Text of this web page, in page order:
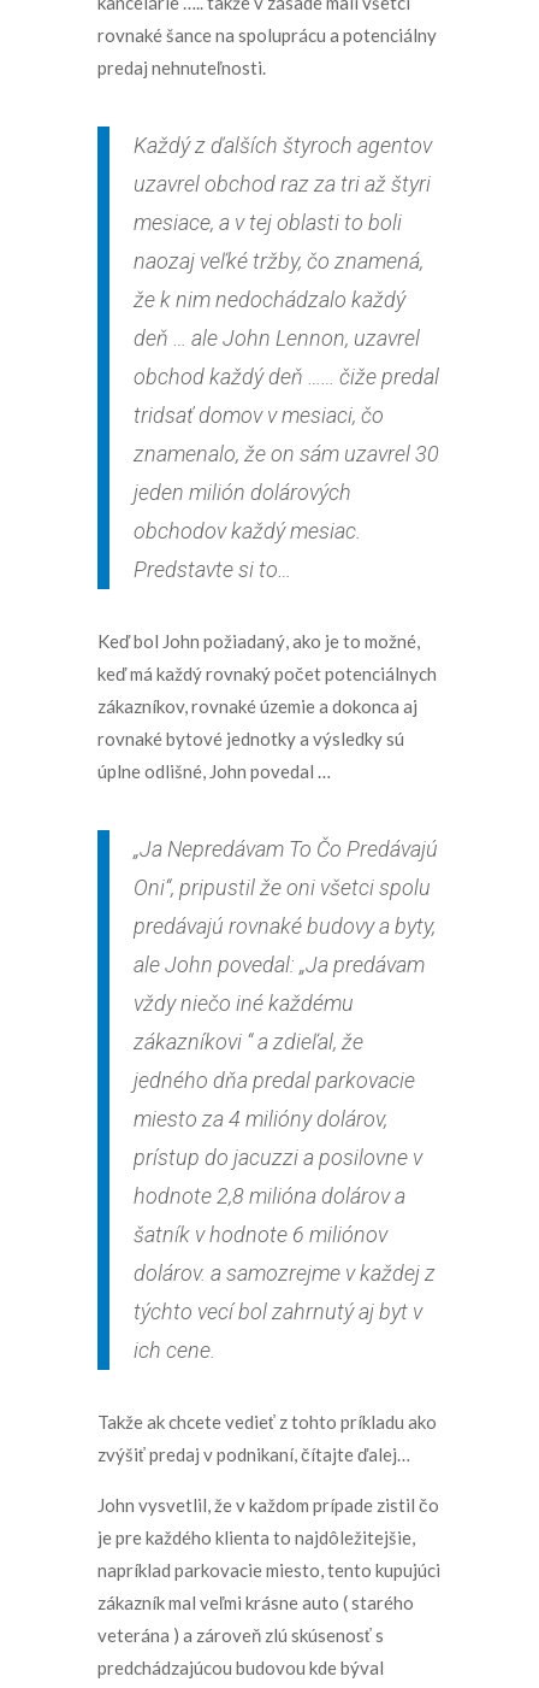
rovnaké šance na spoluprácu a potenciálny
predaj nehnuteľnosti.
Každý z ďalších štyroch agentov
uzavrel obchod raz za tri až štyri
mesiace, a v tej oblasti to boli
naozaj veľké tržby, čo znamená,
že k nim nedochádzalo každý
deň … ale John Lennon, uzavrel
obchod každý deň …… čiže predal
tridsať domov v mesiaci, čo
znamenalo, že on sám uzavrel 30
jeden milión dolárových
obchodov každý mesiac.
Predstavte si to…
Keď bol John požiadaný, ako je to možné,
keď má každý rovnaký počet potenciálnych
zákazníkov, rovnaké územie a dokonca aj
rovnaké bytové jednotky a výsledky sú
úplne odlišné, John povedal …
„Ja Nepredávam To Čo Predávajú
Oni“, pripustil že oni všetci spolu
predávajú rovnaké budovy a byty,
ale John povedal: „Ja predávam
vždy niečo iné každému
zákazníkovi “ a zdieľal, že
jedného dňa predal parkovacie
miesto za 4 milióny dolárov,
prístup do jacuzzi a posilovne v
hodnote 2,8 milióna dolárov a
šatník v hodnote 6 miliónov
dolárov. a samozrejme v každej z
týchto vecí bol zahrnutý aj byt v
ich cene.
Takže ak chcete vedieť z tohto príkladu ako
zvýšiť predaj v podnikaní, čítajte ďalej…
John vysvetlil, že v každom prípade zistil čo
je pre každého klienta to najdôležitejšie,
napríklad parkovacie miesto, tento kupujúci
zákazník mal veľmi krásne auto ( starého
veterána ) a zároveň zlú skúsenosť s
predchádzajúcou budovou kde býval